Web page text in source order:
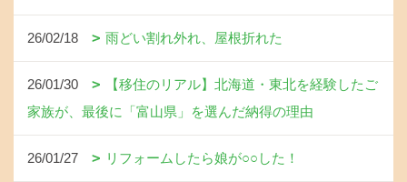
26/02/18 雨どい割れ外れ、屋根折れた
26/01/30
【移住のリアル】北海道・東北を経験したご
家族が、最後に「富山県」を選んだ納得の理由
26/01/27 リフォームしたら娘が○○した！